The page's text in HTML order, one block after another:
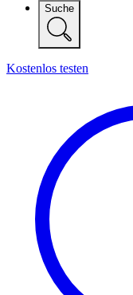
Suche
Kostenlos testen